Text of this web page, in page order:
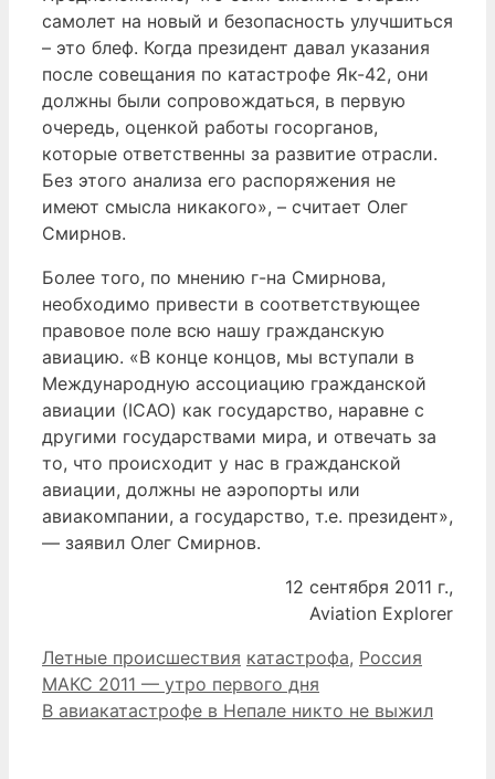
самолет на новый и безопасность улучшиться
– это блеф. Когда президент давал указания
после совещания по катастрофе Як-42, они
должны были сопровождаться, в первую
очередь, оценкой работы госорганов,
которые ответственны за развитие отрасли.
Без этого анализа его распоряжения не
имеют смысла никакого», – считает Олег
Смирнов.
Более того, по мнению г-на Смирнова,
необходимо привести в соответствующее
правовое поле всю нашу гражданскую
авиацию. «В конце концов, мы вступали в
Международную ассоциацию гражданской
авиации (ICAO) как государство, наравне с
другими государствами мира, и отвечать за
то, что происходит у нас в гражданской
авиации, должны не аэропорты или
авиакомпании, а государство, т.е. президент»,
— заявил Олег Смирнов.
12 сентября 2011 г.,
Aviation Explorer
Рубрики
Летные происшествия Метки
катастрофа, Россия
МАКС 2011 — утро первого дня
В авиакатастрофе в Непале никто не выжил